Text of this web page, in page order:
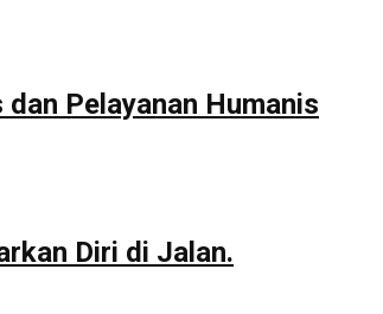
Pelayanan Humanis
Diri di Jalan.